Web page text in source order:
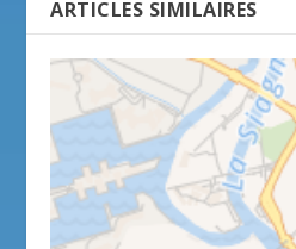
ARTICLES SIMILAIRES